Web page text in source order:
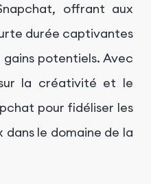
offrant aux
durée captivantes
potentiels. Avec
la créativité et le
pour fidéliser les
le domaine de la